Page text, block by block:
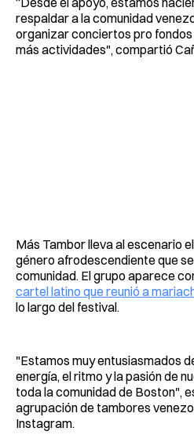
respaldar a la comunidad
organizar conciertos pro
más actividades", compartió
Más Tambor lleva al escenario
género afrodescendiente que
comunidad. El grupo aparece
cartel latino que reunió a
lo largo del festival.
"Estamos muy entusiasmados
energía, el ritmo y la pasión de
toda la comunidad de Boston",
agrupación de tambores
Instagram.